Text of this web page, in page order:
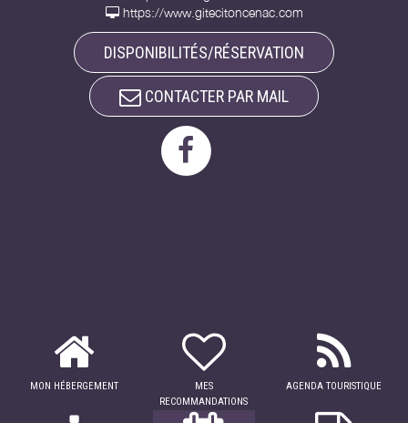
https://www.gitecitoncenac.com
DISPONIBILITÉS/RÉSERVATION
CONTACTER PAR MAIL
MON HÉBERGEMENT
MES
RECOMMANDATIONS
AGENDA TOURISTIQUE